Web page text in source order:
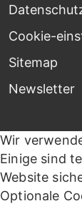
Cookie-
Sitemap
Newsletter
Wir
Einige sind
Website
Optionale